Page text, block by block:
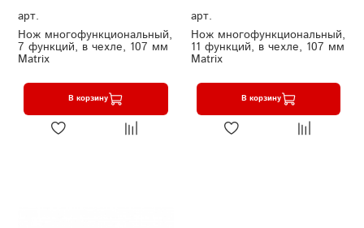
арт.
Нож многофункциональный,
7 функций, в чехле, 107 мм
Matrix
В корзину
арт.
Нож многофункциональный,
11 функций, в чехле, 107 мм
Matrix
В корзину